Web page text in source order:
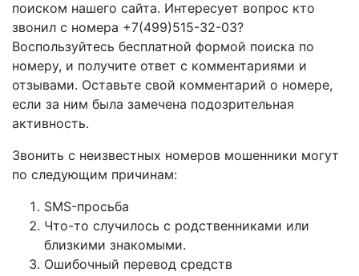
поиском нашего сайта. Интересует вопрос кто
звонил с номера +7(499)515-32-03?
Воспользуйтесь бесплатной формой поиска по
номеру, и получите ответ с комментариями и
отзывами. Оставьте свой комментарий о номере,
если за ним была замечена подозрительная
активность.
Звонить с неизвестных номеров мошенники могут
по следующим причинам:
SMS-просьба
Что-то случилось с родственниками или
близкими знакомыми.
Ошибочный перевод средств